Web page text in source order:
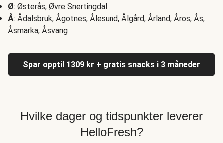
Ø: Østerås, Øvre Snertingdal
Å: Ådalsbruk, Ågotnes, Ålesund, Ålgård, Årland, Åros, Ås,
Åsmarka, Åsvang
Spar opptil 1309 kr + gratis snacks i 3 måneder
Hvilke dager og tidspunkter leverer
HelloFresh?